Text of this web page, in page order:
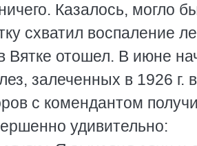
Казалось, могло
схватил воспаление
Вятке отошел. В июне
залеченных в 1926 г. в
с комендантом
удивительно: